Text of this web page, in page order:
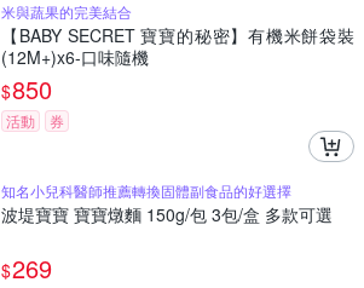
米與蔬果的完美結合
【BABY SECRET 寶寶的秘密】有機米餅袋裝
(12M+)x6-口味隨機
$850
活動 券
知名小兒科醫師推薦轉換固體副食品的好選擇
波堤寶寶 寶寶燉麵 150g/包 3包/盒 多款可選
$269